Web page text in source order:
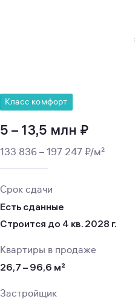
Класс комфорт
5 – 13,5 млн ₽
133 836 – 197 247 ₽/м²
Срок сдачи
Есть сданные
Строится до 4 кв. 2028 г.
Квартиры в продаже
26,7 – 96,6 м²
Застройщик